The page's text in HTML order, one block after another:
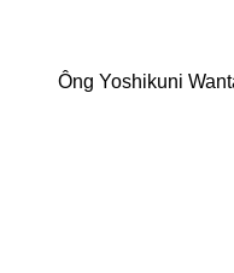
Ông Yoshikuni